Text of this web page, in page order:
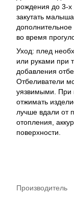
рождения до 3-х
закутать
во время
Уход: плед
или руками при
добавления
Отбеливатели
уязвимыми. При
отжимать
лучше вдали от
отопления,
поверхности.
Производитель